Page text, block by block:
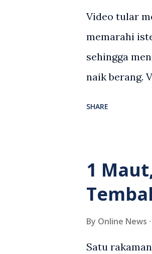
Video tular
memarahi
sehingga
naik berang.
wanita
pihak. Video
pelbagai
SHARE
1
By Online News
Satu